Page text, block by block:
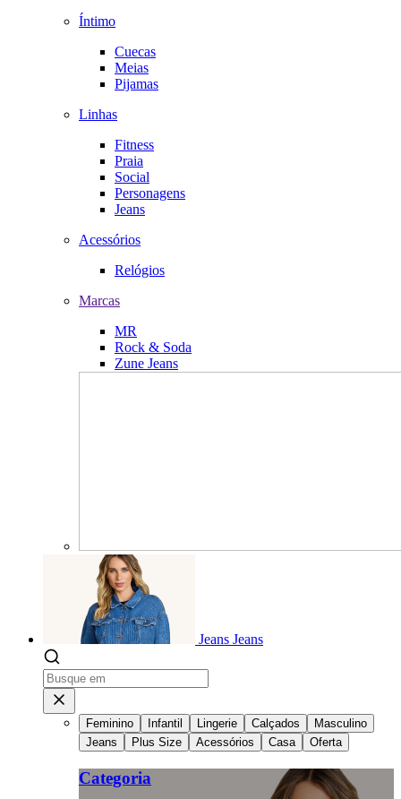
Íntimo
Cuecas
Meias
Pijamas
Linhas
Fitness
Praia
Social
Personagens
Jeans
Acessórios
Relógios
Marcas
MR
Rock & Soda
Zune Jeans
Jeans Jeans
Feminino Infantil Lingerie Calçados
Masculino
Jeans
Plus Size Acessórios Casa Oferta
Categoria